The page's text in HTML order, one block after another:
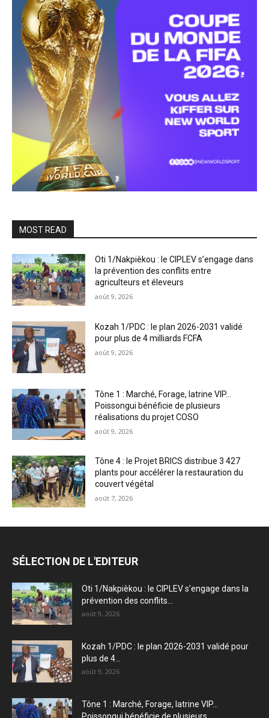
MOST READ
Oti 1/Nakpièkou : le CIPLEV s’engage dans
la prévention des conflits entre
agriculteurs et éleveurs
août 9, 2026
Kozah 1/PDC : le plan 2026-2031 validé
pour plus de 4 milliards FCFA
août 9, 2026
Tône 1 : Marché, Forage, latrine VIP…
Poissongui bénéficie de plusieurs
réalisations du projet COSO
août 9, 2026
Tône 4 : le Projet BRICS distribue 3 427
plants pour accélérer la restauration du
couvert végétal
août 7, 2026
SÉLECTION DE L'EDITEUR
Oti 1/Nakpièkou : le CIPLEV s’engage dans la
prévention des conflits...
août 9, 2026
Kozah 1/PDC : le plan 2026-2031 validé pour
plus de 4...
août 9, 2026
Tône 1 : Marché, Forage, latrine VIP…